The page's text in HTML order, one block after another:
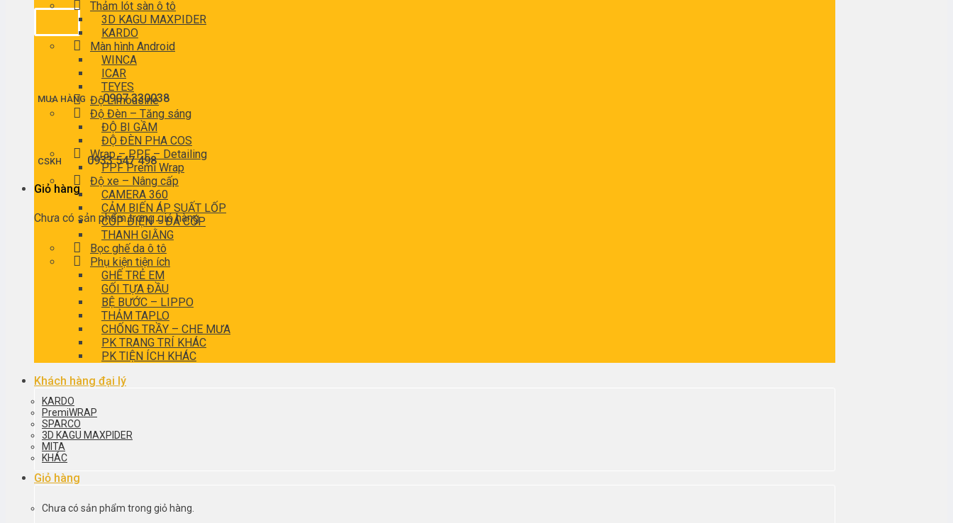
MUA HÀNG0907 330038
CSKH 0933 547 498
Giỏ hàng
Chưa có sản phẩm trong giỏ hàng.
Thảm lót sàn ô tô
3D KAGU MAXPIDER
KARDO
Màn hình Android
WINCA
ICAR
TEYES
Độ Limousine
Độ Đèn – Tăng sáng
ĐỘ BI GẦM
ĐỘ ĐÈN PHA COS
Wrap – PPF – Detailing
PPF Premi Wrap
Độ xe – Nâng cấp
CAMERA 360
CẢM BIẾN ÁP SUẤT LỐP
CỐP ĐIỆN – ĐÁ CỐP
THANH GIẰNG
Bọc ghế da ô tô
Phụ kiện tiện ích
GHẾ TRẺ EM
GỐI TỰA ĐẦU
BỆ BƯỚC – LIPPO
THẢM TAPLO
CHỐNG TRẦY – CHE MƯA
PK TRANG TRÍ KHÁC
PK TIỆN ÍCH KHÁC
Khách hàng đại lý
KARDO
PremiWRAP
SPARCO
3D KAGU MAXPIDER
MITA
KHÁC
Giỏ hàng
Chưa có sản phẩm trong giỏ hàng.